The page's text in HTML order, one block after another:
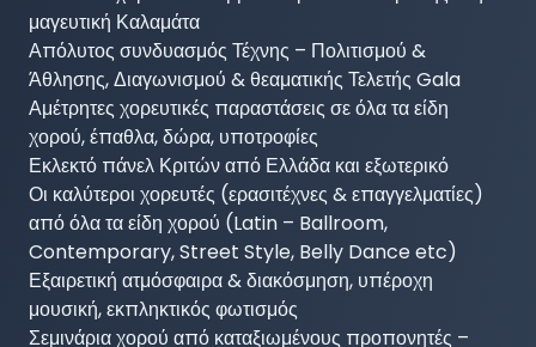
μαγευτική Καλαμάτα
Απόλυτος συνδυασμός Τέχνης – Πολιτισμού &
Άθλησης, Διαγωνισμού & θεαματικής Τελετής Gala
Αμέτρητες χορευτικές παραστάσεις σε όλα τα είδη
χορού, έπαθλα, δώρα, υποτροφίες
Εκλεκτό πάνελ Κριτών από Ελλάδα και εξωτερικό
Οι καλύτεροι χορευτές (ερασιτέχνες & επαγγελματίες)
από όλα τα είδη χορού (Latin – Ballroom,
Contemporary, Street Style, Belly Dance etc)
Εξαιρετική ατμόσφαιρα & διακόσμηση, υπέροχη
μουσική, εκπληκτικός φωτισμός
Σεμινάρια χορού από καταξιωμένους προπονητές –